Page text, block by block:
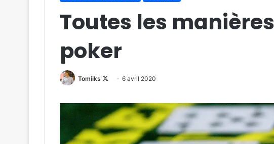
Toutes les
poker
Tomiiks
Follow
X
6 avril 2020